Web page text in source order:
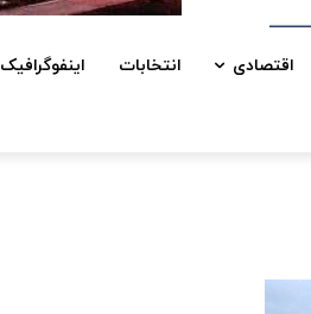
اقتصادی انتخابات اینفوگرافیک